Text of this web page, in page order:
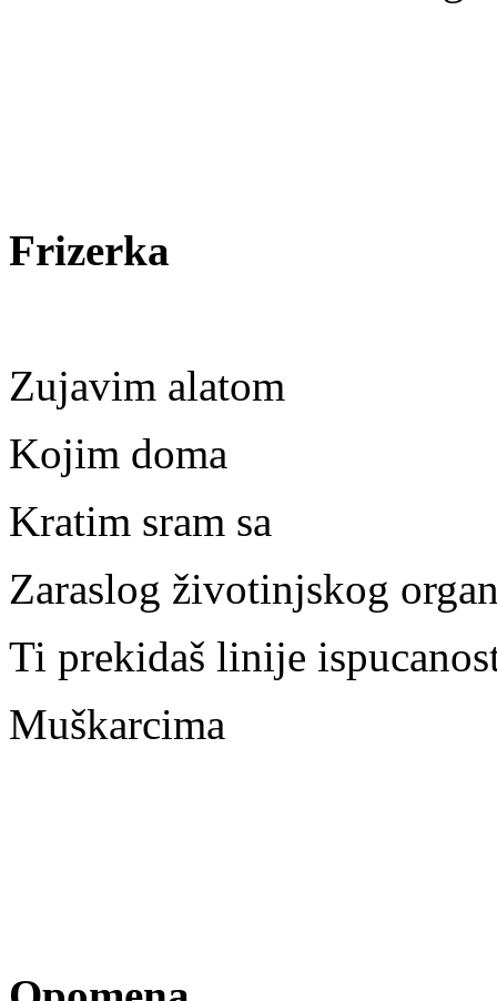
Frizerka
Zujavim alatom
Kojim doma
Kratim sram sa
Zaraslog životinjskog
Ti prekidaš linije
Muškarcima